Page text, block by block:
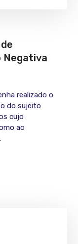
Negativa
realizado o
do sujeito
cujo
ao